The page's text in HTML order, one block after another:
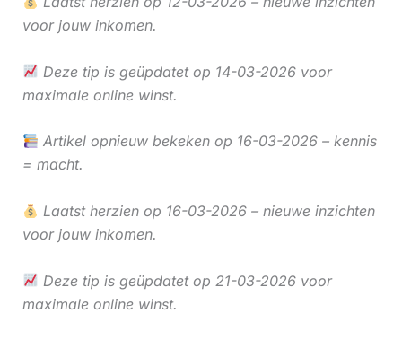
voor jouw inkomen.
Deze tip is geüpdatet op 14-03-2026 voor
maximale online winst.
Artikel opnieuw bekeken op 16-03-2026 – kennis
= macht.
Laatst herzien op 16-03-2026 – nieuwe inzichten
voor jouw inkomen.
Deze tip is geüpdatet op 21-03-2026 voor
maximale online winst.